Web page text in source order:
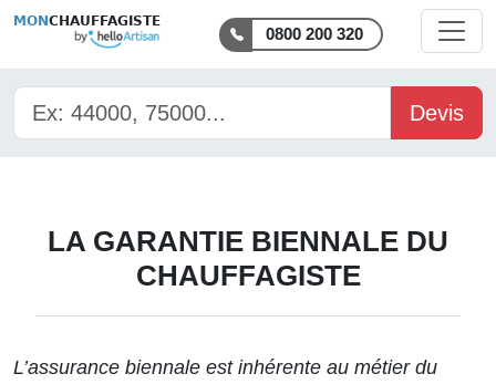
MON CHAUFFAGISTE
0800 200 320
Devis
LA GARANTIE BIENNALE DU
CHAUFFAGISTE
L’assurance biennale est inhérente au métier du